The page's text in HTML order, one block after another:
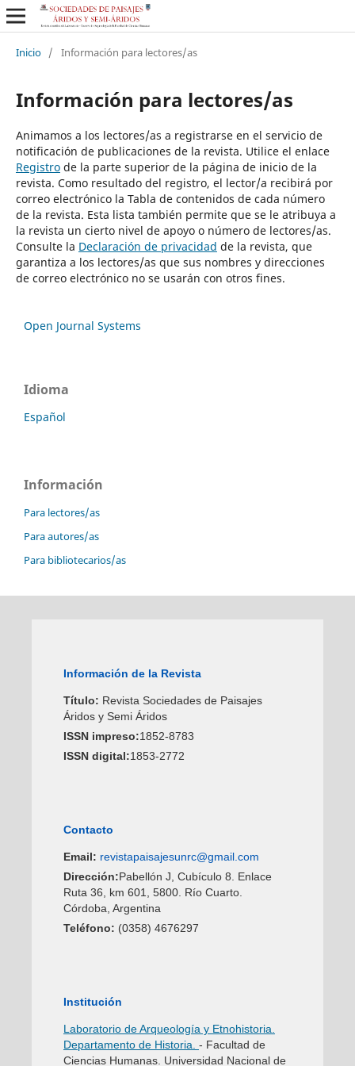
Inicio / Información para lectores/as
Información para lectores/as
Animamos a los lectores/as a registrarse en el servicio de
notificación de publicaciones de la revista. Utilice el enlace
Registrode la parte superior de la página de inicio de la
revista. Como resultado del registro, el lector/a recibirá por
correo electrónico la Tabla de contenidos de cada número
de la revista. Esta lista también permite que se le atribuya a
la revista un cierto nivel de apoyo o número de lectores/as.
Consulte la Declaración de privacidad de la revista, que
garantiza a los lectores/as que sus nombres y direcciones
de correo electrónico no se usarán con otros fines.
Open Journal Systems
Idioma
Español
Información
Para lectores/as
Para autores/as
Para bibliotecarios/as
Información de la Revista
Título: Revista Sociedades de Paisajes
Áridos y Semi Áridos
ISSN impreso:1852-8783
ISSN digital:1853-2772
Contacto
Email: revistapaisajesunrc@gmail.com
Dirección:Pabellón J, Cubículo 8. Enlace
Ruta 36, km 601, 5800. Río Cuarto.
Córdoba, Argentina
Teléfono: (0358) 4676297
Institución
Laboratorio de Arqueología y Etnohistoria.
Departamento de Historia. - Facultad de
Ciencias Humanas. Universidad Nacional de